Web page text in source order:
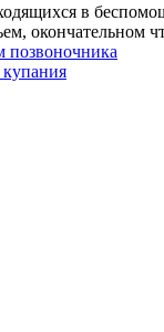
в
окончательном
позвоночника